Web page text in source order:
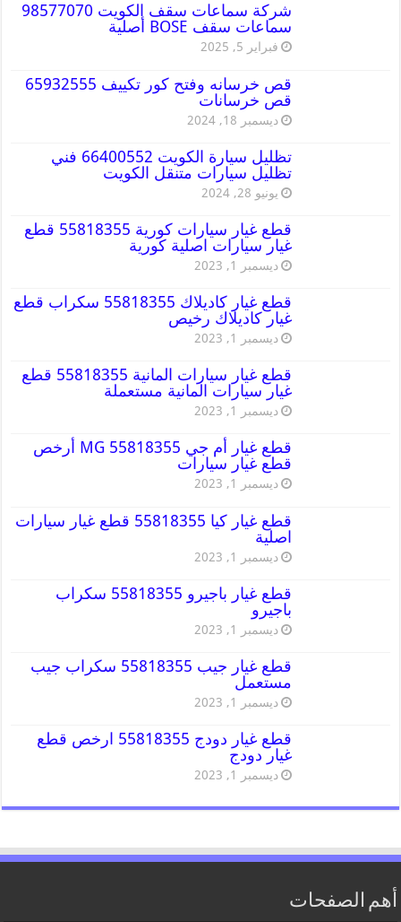
شركة سماعات سقف الكويت 98577070
سماعات سقف BOSE أصلية
فبراير 5, 2025
قص خرسانه وفتح كور تكييف 65932555
قص خرسانات
ديسمبر 18, 2024
تظليل سيارة الكويت 66400552 فني
تظليل سيارات متنقل الكويت
يونيو 28, 2024
قطع غيار سيارات كورية 55818355 قطع
غيار سيارات اصلية كورية
ديسمبر 1, 2023
قطع غيار كاديلاك 55818355 سكراب قطع
غيار كاديلاك رخيص
ديسمبر 1, 2023
قطع غيار سيارات المانية 55818355 قطع
غيار سيارات المانية مستعملة
ديسمبر 1, 2023
قطع غيار أم جي MG 55818355 أرخص
قطع غيار سيارات
ديسمبر 1, 2023
قطع غيار كيا 55818355 قطع غيار سيارات
اصلية
ديسمبر 1, 2023
قطع غيار باجيرو 55818355 سكراب
باجيرو
ديسمبر 1, 2023
قطع غيار جيب 55818355 سكراب جيب
مستعمل
ديسمبر 1, 2023
قطع غيار دودج 55818355 ارخص قطع
غيار دودج
ديسمبر 1, 2023
أهم الصفحات